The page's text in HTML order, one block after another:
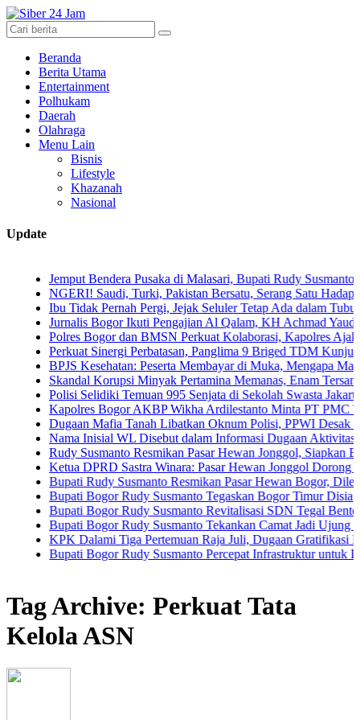
Beranda
Berita Utama
Entertainment
Polhukam
Daerah
Olahraga
Menu Lain
Bisnis
Lifestyle
Khazanah
Nasional
Update
Jemput Bendera Pusaka di Malasari, Bupati Rudy Susmanto Ajak
NGERI! Saudi, Turki, Pakistan Bersatu, Serang Satu Hadapi Tiga
Ibu Tidak Pernah Pergi, Jejak Seluler Tetap Ada dalam Tubuh Anak
Jurnalis Bogor Ikuti Pengajian Al Qalam, KH Achmad Yaudin Sogir
Polres Bogor dan BMSN Perkuat Kolaborasi, Kapolres Ajak Media
Perkuat Sinergi Perbatasan, Panglima 9 Briged TDM Kunjungi Pos
BPJS Kesehatan: Peserta Membayar di Muka, Mengapa Masih
Skandal Korupsi Minyak Pertamina Memanas, Enam Tersangka
Polisi Selidiki Temuan 995 Senjata di Sekolah Swasta Jakarta Selatan
Kapolres Bogor AKBP Wikha Ardilestanto Minta PT PMC Tunda
Dugaan Mafia Tanah Libatkan Oknum Polisi, PPWI Desak
Nama Inisial WL Disebut dalam Informasi Dugaan Aktivitas di
Rudy Susmanto Resmikan Pasar Hewan Jonggol, Siapkan Bogor
Ketua DPRD Sastra Winara: Pasar Hewan Jonggol Dorong
Bupati Rudy Susmanto Resmikan Pasar Hewan Bogor, Dilengkapi
Bupati Bogor Rudy Susmanto Tegaskan Bogor Timur Disiapkan
Bupati Bogor Rudy Susmanto Revitalisasi SDN Tegal Benteng,
Bupati Bogor Rudy Susmanto Tekankan Camat Jadi Ujung Tombak
KPK Dalami Tiga Pertemuan Raja Juli, Dugaan Gratifikasi Kuansing
Bupati Bogor Rudy Susmanto Percepat Infrastruktur untuk Dongkrak
Tag Archive: Perkuat Tata
Kelola ASN